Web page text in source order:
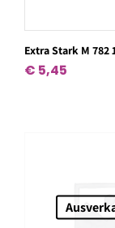
Extra Stark M 782
€ 5,45